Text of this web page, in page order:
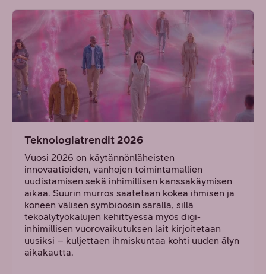
Teknologiatrendit 2026
Vuosi 2026 on käytännönläheisten
innovaatioiden, vanhojen toimintamallien
uudistamisen sekä inhimillisen kanssakäymisen
aikaa. Suurin murros saatetaan kokea ihmisen ja
koneen välisen symbioosin saralla, sillä
tekoälytyökalujen kehittyessä myös digi-
inhimillisen vuorovaikutuksen lait kirjoitetaan
uusiksi – kuljettaen ihmiskuntaa kohti uuden älyn
aikakautta.